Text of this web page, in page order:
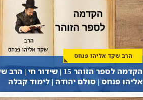
הרב שקד אליהו פנחס
הקדמה לספר הזוהר 15 | שידור חי |
אליהו פנחס | סולם יהודה | לימוד קבלה